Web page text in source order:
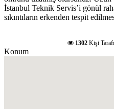
İstanbul Teknik Servis’i gönül
sıkıntıların erkenden tespit
1302 Kişi
Konum